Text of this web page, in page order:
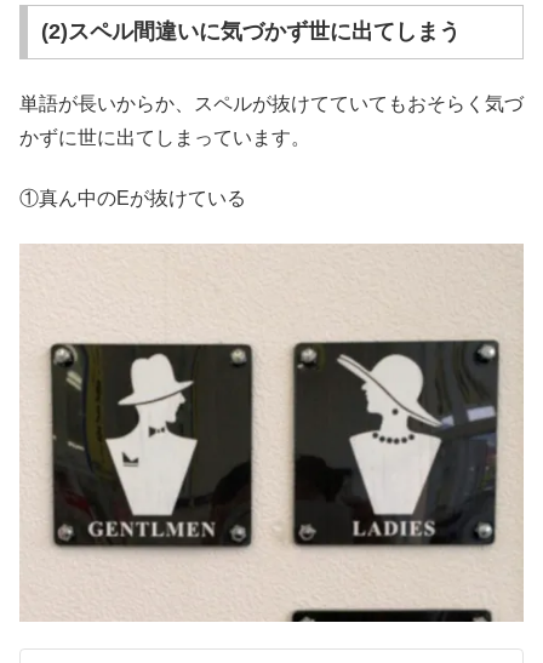
(2)スペル間違いに気づかず世に出てしまう
単語が長いからか、スペルが抜けてていてもおそらく気づ
かずに世に出てしまっています。
①真ん中のEが抜けている